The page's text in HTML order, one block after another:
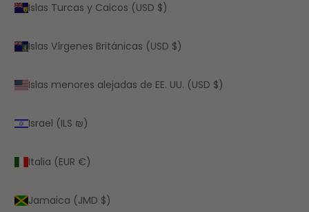
Islas Turcas y Caicos (USD $)
Islas Vírgenes Británicas (USD $)
Islas menores alejadas de EE. UU. (USD $)
Israel (ILS ₪)
Italia (EUR €)
Jamaica (JMD $)